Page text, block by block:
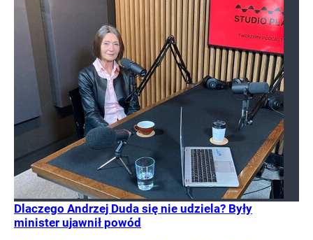
Dlaczego Andrzej Duda się nie udziela? Były
minister ujawnił powód